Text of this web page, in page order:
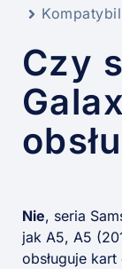
Czy
Nie, seria
jak A5, A5
obsługuje